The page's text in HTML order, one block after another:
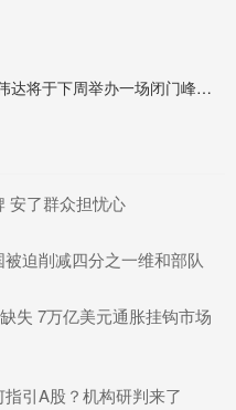
新富策略 英伟达将于下周举办一场闭门峰会 破解电力短缺困局
安了群众担忧心
迫削减四分之一维和部队
失 7万亿美元通胀挂钩市场
引A股？机构研判来了